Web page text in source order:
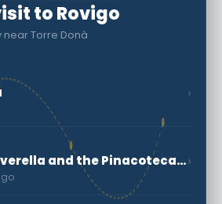
to Rovigo
Torre Donà
›
Palazzo Roverella and the Pinacoteca Dell ' Accademia dei Concordi›